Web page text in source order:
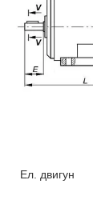
Ел. двигун